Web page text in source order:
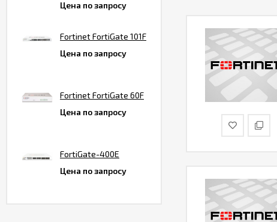
Цена по запросу
Fortinet FortiGate 101F
Цена по запросу
Fortinet FortiGate 60F
Цена по запросу
FortiGate-400E
Цена по запросу